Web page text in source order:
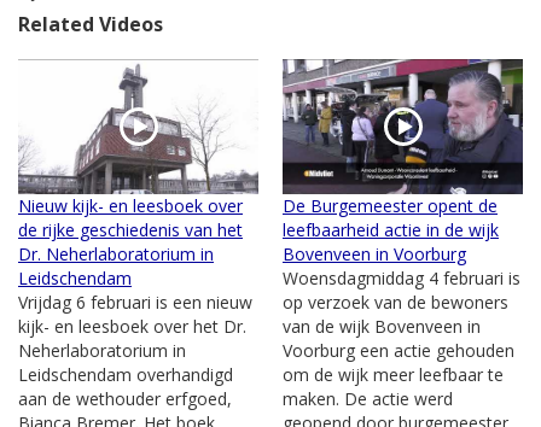
Related Videos
Nieuw kijk- en leesboek over
de rijke geschiedenis van het
Dr. Neherlaboratorium in
Leidschendam
Vrijdag 6 februari is een nieuw
kijk- en leesboek over het Dr.
Neherlaboratorium in
Leidschendam overhandigd
aan de wethouder erfgoed,
De Burgemeester opent de
leefbaarheid actie in de wijk
Bovenveen in Voorburg
Woensdagmiddag 4 februari is
op verzoek van de bewoners
van de wijk Bovenveen in
Voorburg een actie gehouden
om de wijk meer leefbaar te
maken. De actie werd